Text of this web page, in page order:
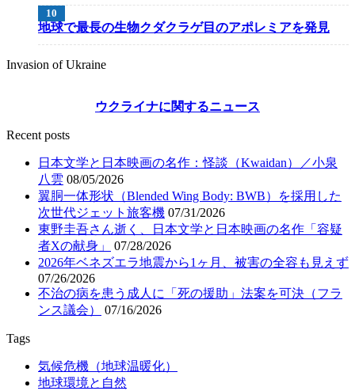
地球で最長の生物クダクラゲ目のアポレミアを発見
Invasion of Ukraine
ウクライナに関するニュース
Recent posts
日本文学と日本映画の名作：怪談（Kwaidan）／小泉
八雲 08/05/2026
翼胴一体形状（Blended Wing Body: BWB）を採用した
次世代ジェット旅客機 07/31/2026
東野圭吾さん逝く、日本文学と日本映画の名作「容疑
者Xの献身」
07/28/2026
2026年ベネズエラ地震から1ヶ月、被害の全容も見えず
07/26/2026
不治の病を患う成人に「死の援助」法案を可決（フラ
ンス議会）
07/16/2026
Tags
気候危機（地球温暖化）
地球環境と自然